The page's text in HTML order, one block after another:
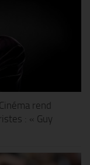
rend
: « Guy